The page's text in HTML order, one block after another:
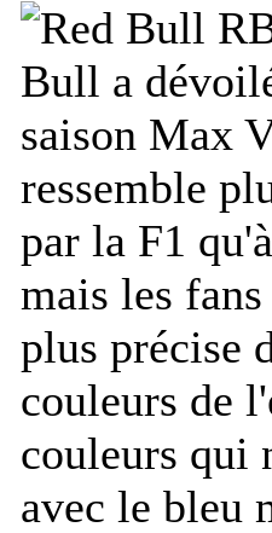
Bull a
saison Max
ressemble
par la F1
mais les
plus précise
couleurs de
couleurs qui
avec le bleu